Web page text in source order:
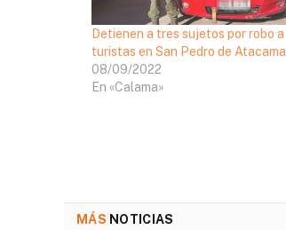
Detienen a tres sujetos por robo a
turistas en San Pedro de Atacama
08/09/2022
En «Calama»
MÁS NOTICIAS